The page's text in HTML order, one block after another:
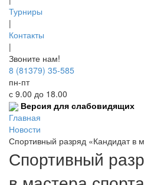
Турниры
|
Контакты
|
Звоните нам!
8 (81379) 35-585
пн-пт
с 9.00 до 18.00
Версия для слабовидящих
Главная
Новости
Спортивный разряд «Кандидат в
Спортивный